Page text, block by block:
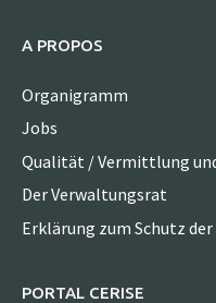
A PROPOS
Organigramm
Jobs
Qualität / Vermittlung
Der Verwaltungsrat
Erklärung zum Schutz
PORTAL CERISE